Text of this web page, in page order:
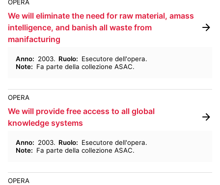
OPERA
We will eliminate the need for raw material, amass
intelligence, and banish all waste from
manifacturing
Anno: 2003 Ruolo: Esecutore dell'opera
Note: Fa parte della collezione ASAC
OPERA
We will provide free access to all global
knowledge systems
Anno: 2003 Ruolo: Esecutore dell'opera
Note: Fa parte della collezione ASAC
OPERA